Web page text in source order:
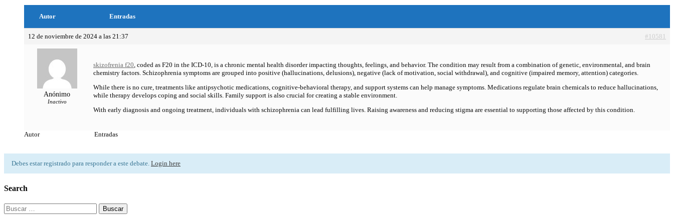
Autor Entradas
12 de noviembre de 2024 a las 21:37 #10581
Anónimo
Inactivo
skizofrenia f20 , coded as F20 in the ICD-10, is a chronic mental health disorder impacting thoughts, feelings, and behavior. The condition may result from a combination of genetic, environmental, and brain
chemistry factors. Schizophrenia symptoms are grouped into positive (hallucinations, delusions), negative (lack of motivation, social withdrawal), and cognitive (impaired memory, attention) categories.
While there is no cure, treatments like antipsychotic medications, cognitive-behavioral therapy, and support systems can help manage symptoms. Medications regulate brain chemicals to reduce hallucinations,
while therapy develops coping and social skills. Family support is also crucial for creating a stable environment.
With early diagnosis and ongoing treatment, individuals with schizophrenia can lead fulfilling lives. Raising awareness and reducing stigma are essential to supporting those affected by this condition.
Autor Entradas
Debes estar registrado para responder a este debate. Login here
Search
Buscar: